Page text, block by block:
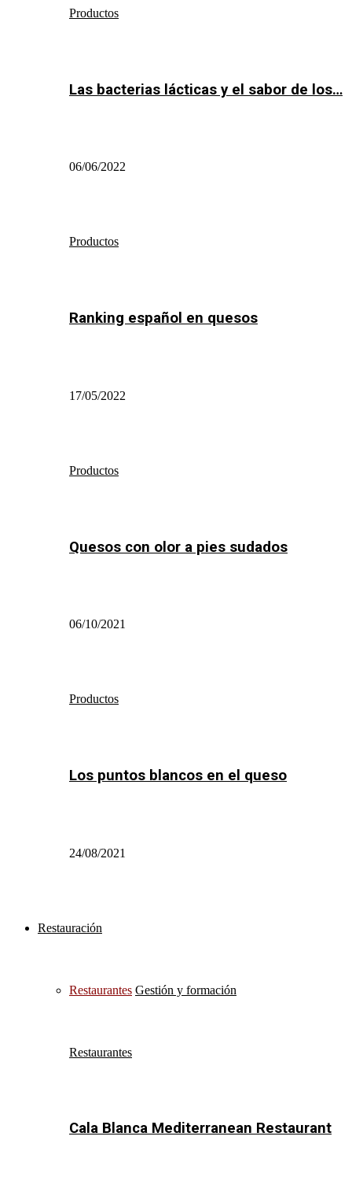
Productos
Las bacterias lácticas y el sabor de los…
06/06/2022
Productos
Ranking español en quesos
17/05/2022
Productos
Quesos con olor a pies sudados
06/10/2021
Productos
Los puntos blancos en el queso
24/08/2021
Restauración
Restaurantes Gestión y formación
Restaurantes
Cala Blanca Mediterranean Restaurant